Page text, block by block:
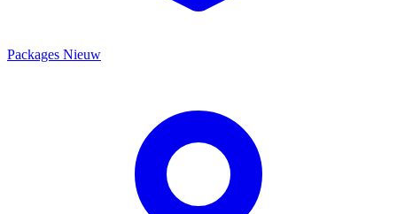
Packages Nieuw